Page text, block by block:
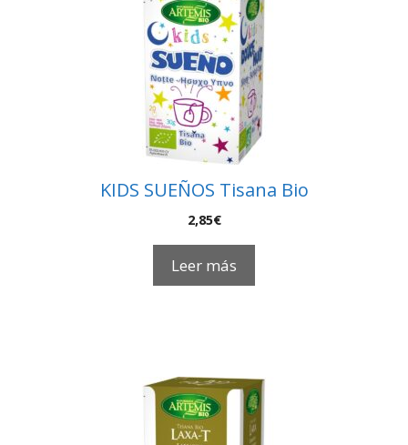
KIDS SUEÑOS Tisana Bio
2,85€
Leer más